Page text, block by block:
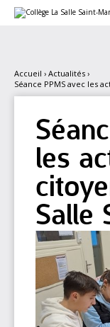
navigation
personnels
Accueil › Actualités ›
Séance PPMS avec les
les
Salle